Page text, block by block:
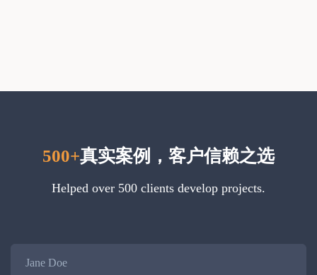
500+真实案例，客户信赖之选
Helped over 500 clients develop projects.